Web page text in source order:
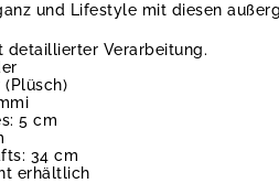
und Lifestyle mit diesen
detaillierter Verarbeitung.
5 cm
34 cm
erhältlich